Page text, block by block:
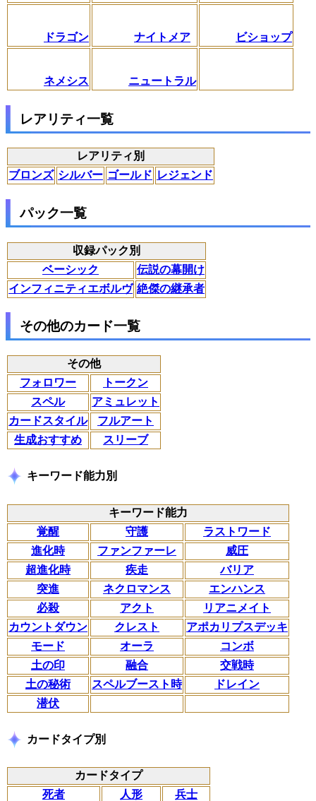
ドラゴン ナイトメア ビショップ
ネメシス ニュートラル
レアリティ一覧
レアリティ別
ブロンズ シルバー ゴールド レジェンド
パック一覧
収録パック別
ベーシック
伝説の幕開け
インフィニティエボルヴ 絶傑の継承者
その他のカード一覧
その他
フォロワー
トークン
スペル
アミュレット
カードスタイル
フルアート
生成おすすめ
スリーブ
キーワード能力別
キーワード能力
覚醒
守護
ラストワード
進化時
ファンファーレ
威圧
超進化時
疾走
バリア
突進
ネクロマンス
エンハンス
必殺
アクト
リアニメイト
カウントダウン
クレスト
アポカリプスデッキ
モード
オーラ
コンボ
土の印
融合
交戦時
土の秘術
スペルブースト時
ドレイン
潜伏
カードタイプ別
カードタイプ
死者
人形 兵士